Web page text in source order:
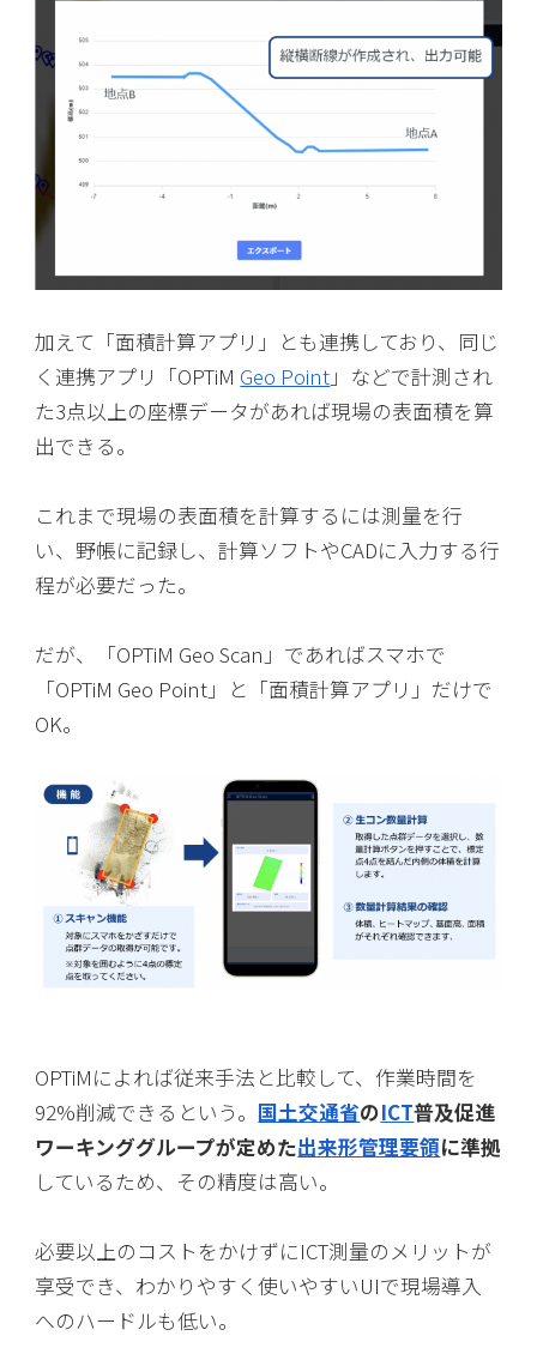
加えて「面積計算アプリ」とも連携しており、同じ
く連携アプリ「OPTiM Geo Point 」などで計測され
た3点以上の座標データがあれば現場の表面積を算
出できる。
これまで現場の表面積を計算するには測量を行
い、野帳に記録し、計算ソフトやCADに入力する行
程が必要だった。
だが、「OPTiM Geo Scan」であればスマホで
「OPTiM Geo Point」と「面積計算アプリ」だけで
OK。
OPTiMによれば従来手法と比較して、作業時間を
92%削減できるという。 国土交通省のICT普及促進
ワーキンググループが定めた出来形管理要領に準拠
しているため、その精度は高い。
必要以上のコストをかけずにICT測量のメリットが
享受でき、わかりやすく使いやすいUIで現場導入
へのハードルも低い。